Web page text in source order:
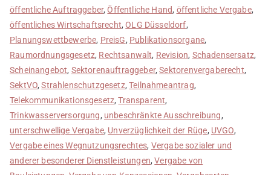
öffentliche Auftraggeber,Öffentliche Hand, öffentliche Vergabe,
öffentliches Wirtschaftsrecht,OLG Düsseldorf,
Planungswettbewerbe, PreisG, Publikationsorgane,
Raumordnungsgesetz, Rechtsanwalt, Revision, Schadensersatz,
Scheinangebot, Sektorenauftraggeber,Sektorenvergaberecht,
SektVO,Strahlenschutzgesetz,Teilnahmeantrag,
Telekommunikationsgesetz,Transparent,
Trinkwasserversorgung, unbeschränkte Ausschreibung,
unterschwellige Vergabe, Unverzüglichkeit der Rüge, UVGO,
Vergabe eines Wegnutzungsrechtes, Vergabe sozialer und
anderer besonderer Dienstleistungen,Vergabe von